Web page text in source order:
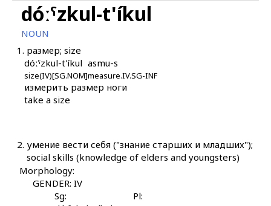
duníl χːiríχkumul
durnámatːu
durú
durúlinnut
duwráz
duzál
dóːˤzkul-t'íkul
NOUN
1. размер; size
dóːˤzkul-t'íkul
size(IV)[SG.NOM]
asmu-s
measure.IV.SG-INF
измерить размер ноги
take a size
2. умение вести себя ("знание старших и младших");
social skills (knowledge of elders and youngsters)
Morphology:
GENDER: IV
Sg:
Pl: